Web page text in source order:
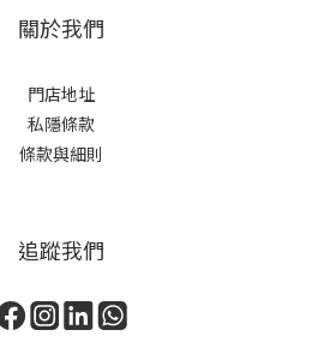
關於我們
門店地址
私隱條款
條款與細則
追蹤我們